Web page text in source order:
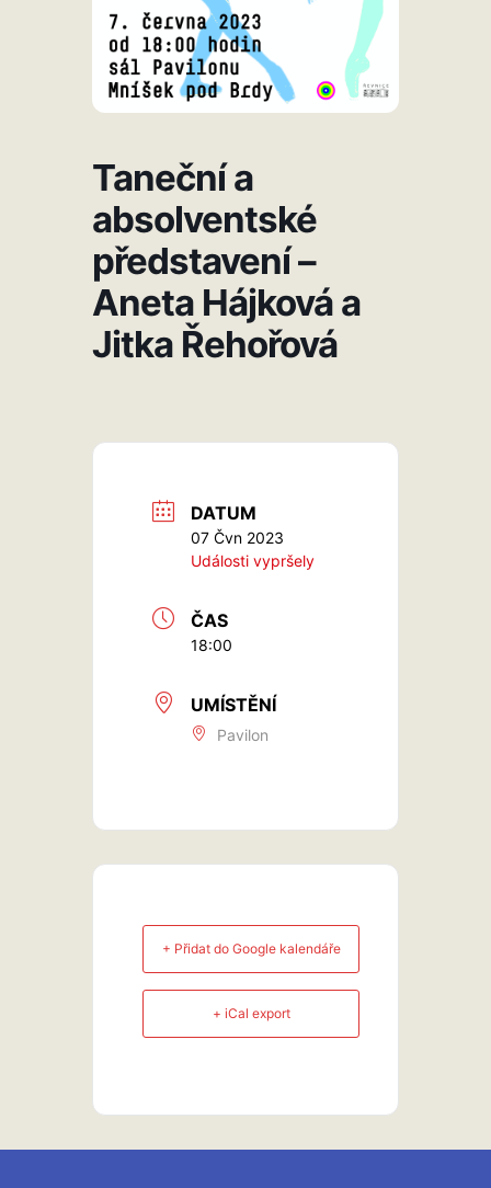
Taneční a
absolventské
představení –
Aneta Hájková a
Jitka Řehořová
DATUM
07 Čvn 2023
Události vypršely
ČAS
18:00
UMÍSTĚNÍ
Pavilon
+ Přidat do Google kalendáře
+ iCal export